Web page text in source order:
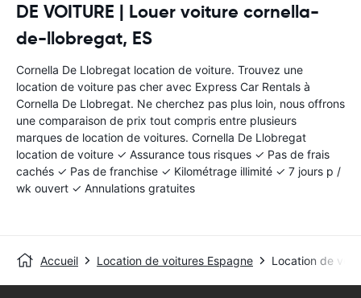
DE VOITURE | Louer voiture cornella-
de-llobregat, ES
Cornella De Llobregat location de voiture. Trouvez une
location de voiture pas cher avec Express Car Rentals à
Cornella De Llobregat. Ne cherchez pas plus loin, nous offrons
une comparaison de prix tout compris entre plusieurs
marques de location de voitures. Cornella De Llobregat
location de voiture ✓ Assurance tous risques ✓ Pas de frais
cachés ✓ Pas de franchise ✓ Kilométrage illimité ✓ 7 jours p /
wk ouvert ✓ Annulations gratuites
Accueil Location de voitures Espagne Location de